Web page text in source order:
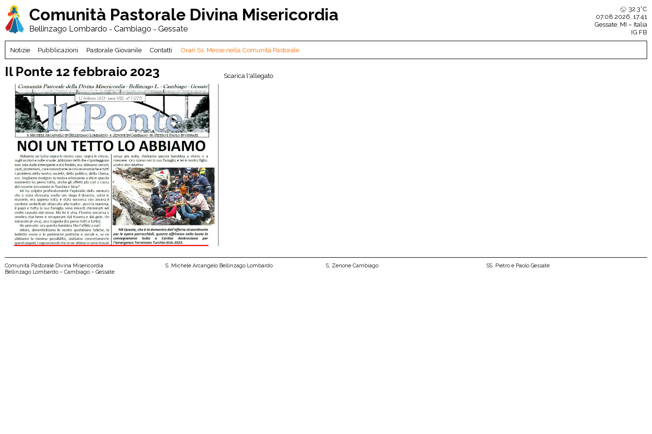
Comunità Pastorale Divina Misericordia
Bellinzago Lombardo – Cambiago – Gessate
32.3°C
07.08.2026, 17.41
Gessate, MI – Italia
IG FB
Notizie Pubblicazioni Pastorale Giovanile Contatti Orari Ss. Messe nella Comunità Pastorale
Il Ponte 12 febbraio 2023 Scarica l'allegato
Comunità Pastorale Divina Misericordia
Bellinzago Lombardo – Cambiago – Gessate
S. Michele Arcangelo Bellinzago Lombardo S. Zenone Cambiago SS. Pietro e Paolo Gessate